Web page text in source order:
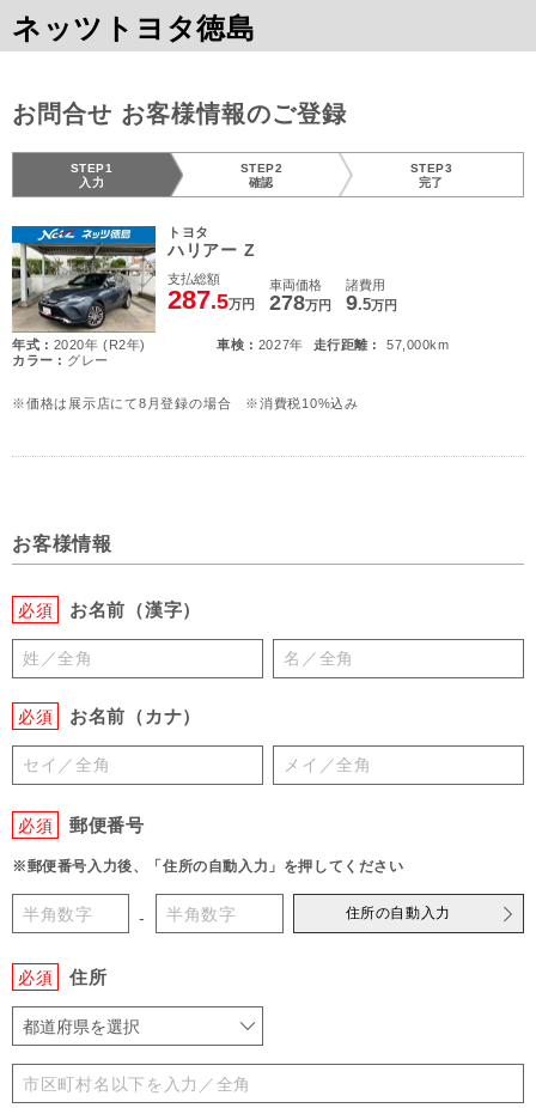
ネッツトヨタ徳島
お問合せ お客様情報のご登録
STEP1
入力
STEP2
確認
STEP3
完了
トヨタ
ハリアー Z
支払総額
287.5万円
車両価格
278万円
諸費用
9.5万円
年式 : 2020年 (R2年) 車検 : 2027年 走行距離 :
57,000km
カラー : グレー
※価格は展示店にて8月登録の場合 ※消費税10%込み
お客様情報
必須 お名前（漢字）
必須 お名前（カナ）
必須 郵便番号
※郵便番号入力後、「住所の自動入力」を押してください
- 住所の自動入力
必須 住所
都道府県を選択